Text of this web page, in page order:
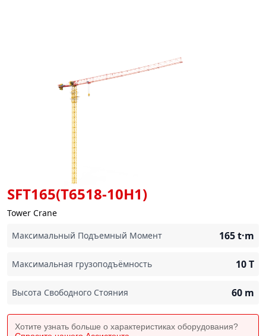
SFT165(T6518-10H1)
Tower Crane
Максимальный Подъемный Момент
165t·m
Максимальная грузоподъёмность 10T
Высота Свободного Стояния 60 m
Хотите узнать больше о характеристиках оборудования?